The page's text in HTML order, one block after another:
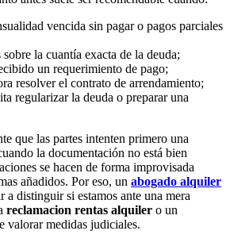
vencida sin pagar o pagos parciales
la cuantía exacta de la deuda;
un requerimiento de pago;
resolver el contrato de arrendamiento;
regularizar la deuda o preparar una
que las partes intenten primero una
la documentación no está bien
se hacen de forma improvisada
añadidos. Por eso, un abogado alquiler
a distinguir si estamos ante una mera
reclamacion rentas alquiler o un
valorar medidas judiciales.